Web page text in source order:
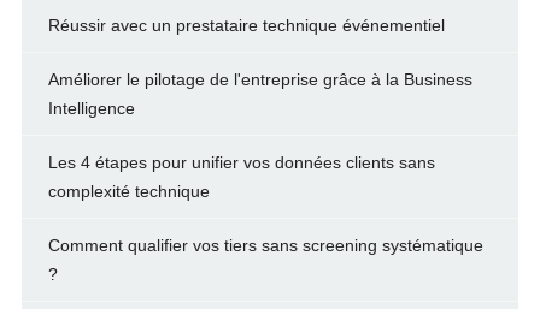
Réussir avec un prestataire technique événementiel
Améliorer le pilotage de l'entreprise grâce à la Business
Intelligence
Les 4 étapes pour unifier vos données clients sans
complexité technique
Comment qualifier vos tiers sans screening systématique
?